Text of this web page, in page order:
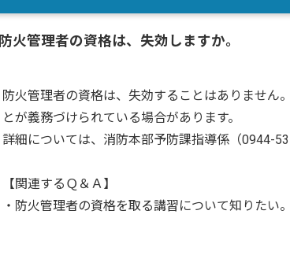
防火管理者の資格は、失効しますか。
防火管理者の資格は、失効することはありません
とが義務づけられている場合があります。
詳細については、消防本部予防課指導係（0944-
【関連するＱ＆Ａ】
・防火管理者の資格を取る講習について知りたい。